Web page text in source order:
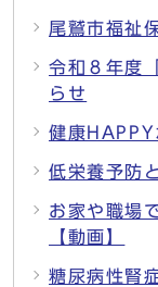
尾鷲市福祉
令和８年度
らせ
健康HAPPY
低栄養予防
お家や職場
【動画】
糖尿病性腎